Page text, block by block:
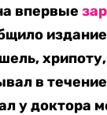
впервые
в
у доктора